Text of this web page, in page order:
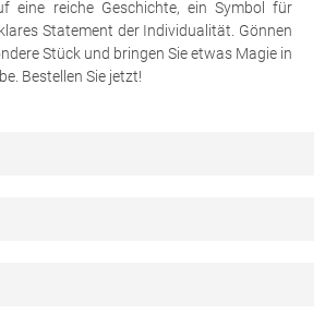
eine reiche Geschichte, ein Symbol für
Statement der Individualität. Gönnen
Stück und bringen Sie etwas Magie in
Bestellen Sie jetzt!